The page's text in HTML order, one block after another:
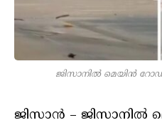
ജിസാനില്‍ മെയിന്‍
ജിസാന്‍ – ജിസാനില്‍